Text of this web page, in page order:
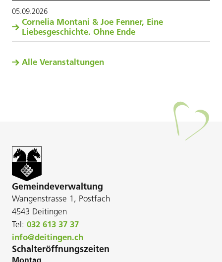
05.09.2026
Cornelia Montani & Joe Fenner, Eine
Liebesgeschichte. Ohne Ende
Alle Veranstaltungen
Gemeindeverwaltung
Wangenstrasse 1, Postfach
4543 Deitingen
Tel: 032 613 37 37
info@deitingen.ch
Schalteröffnungszeiten